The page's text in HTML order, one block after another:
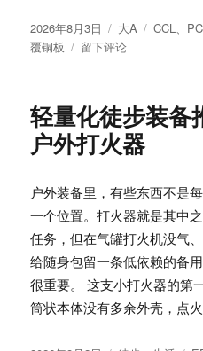
售
与
博
弈
发
布
2026年8月3日
分
类
大A
标
CCL
覆铜板
于
再
涨
价：
子
布、
覆
铜
板
与
下
留下评论
轻量化徒步装备
户外打火器
户外装备里，有些东西不是
一个位置。打火器就是其中
任务，但在气罐打火机没气
给随身包留一条低依赖的备
很重要。 这支小打火器的第
筒状本体没有多余外壳，点